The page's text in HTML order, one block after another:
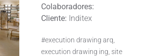
Colaboradores:
Cliente: Inditex
#execution drawing arq,
execution drawing ing, site